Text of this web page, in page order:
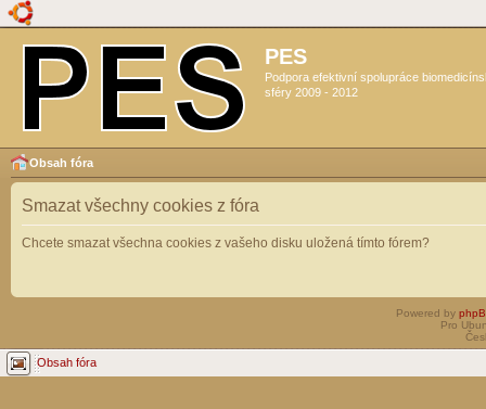
PES
Podpora efektivní spolupráce
sféry 2009 - 2012
Obsah fóra
Smazat všechny cookies z fóra
Chcete smazat všechna cookies z vašeho disku uložená tímto fórem?
Powered by
Pro
Obsah fóra